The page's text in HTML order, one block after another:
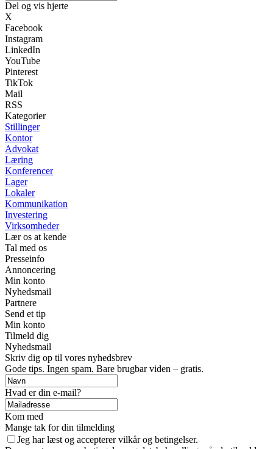
Del og vis hjerte
X
Facebook
Instagram
LinkedIn
YouTube
Pinterest
TikTok
Mail
RSS
Kategorier
Stillinger
Kontor
Advokat
Læring
Konferencer
Lager
Lokaler
Kommunikation
Investering
Virksomheder
Lær os at kende
Tal med os
Presseinfo
Annoncering
Min konto
Nyhedsmail
Partnere
Send et tip
Min konto
Tilmeld dig
Nyhedsmail
Skriv dig op til vores nyhedsbrev
Gode tips. Ingen spam. Bare brugbar viden – gratis.
Hvad er din e-mail?
Kom med
Mange tak for din tilmelding
Jeg har læst og accepterer vilkår og betingelser.